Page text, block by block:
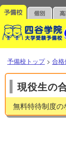
予備校トップ > 合
現役生の
無料特待制度